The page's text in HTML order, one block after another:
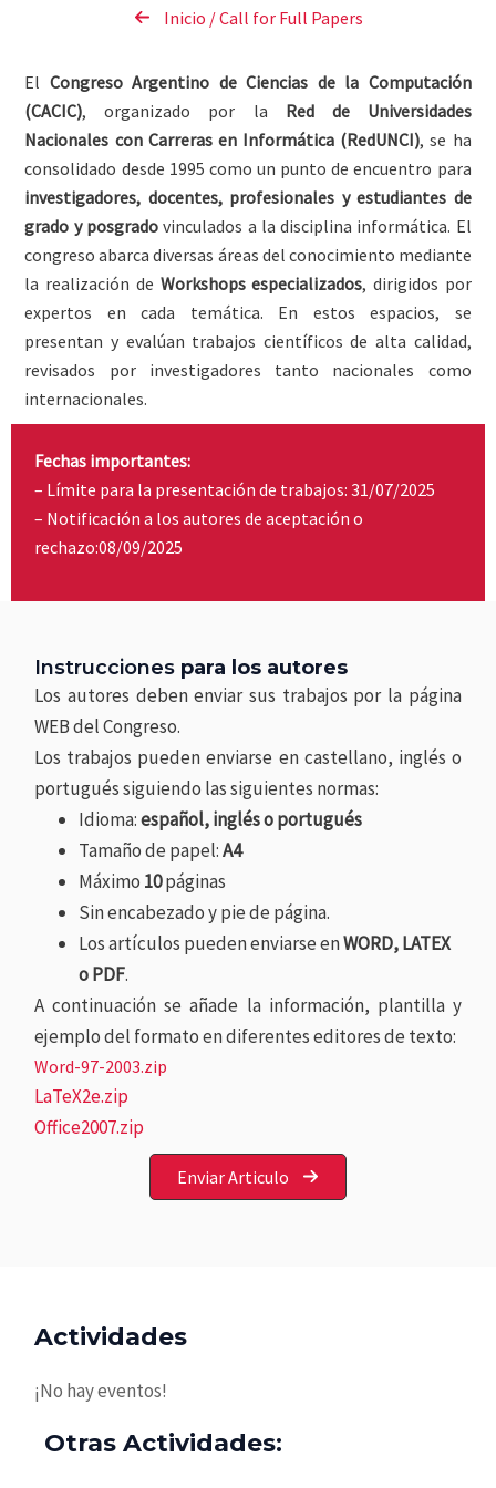
Inicio / Call for Full Papers
El Congreso Argentino de Ciencias de la Computación
(CACIC), organizado por la Red de Universidades
Nacionales con Carreras en Informática (RedUNCI), se ha
consolidado desde 1995 como un punto de encuentro para
investigadores, docentes, profesionales y estudiantes de
grado y posgradovinculados a la disciplina informática. El
congreso abarca diversas áreas del conocimiento mediante
la realización de Workshops especializados, dirigidos por
expertos en cada temática. En estos espacios, se
presentan y evalúan trabajos científicos de alta calidad,
revisados por investigadores tanto nacionales como
internacionales.
Fechas importantes:
– Límite para la presentación de trabajos: 31/07/2025
– Notificación a los autores de aceptación o
rechazo:08/09/2025
Instrucciones para los autores
Los autores deben enviar sus trabajos por la página
WEB del Congreso.
Los trabajos pueden enviarse en castellano, inglés o
portugués siguiendo las siguientes normas:
Idioma:español, inglés o portugués
Tamaño de papel:A4
Máximo 10páginas
Sin encabezado y pie de página.
Los artículos pueden enviarse enWORD, LATEX
o PDF.
A continuación se añade la información, plantilla y
ejemplo del formato en diferentes editores de texto:
Word-97-2003.zip
LaTeX2e.zip
Office2007.zip
Enviar Articulo
Actividades
¡No hay eventos!
Otras Actividades: